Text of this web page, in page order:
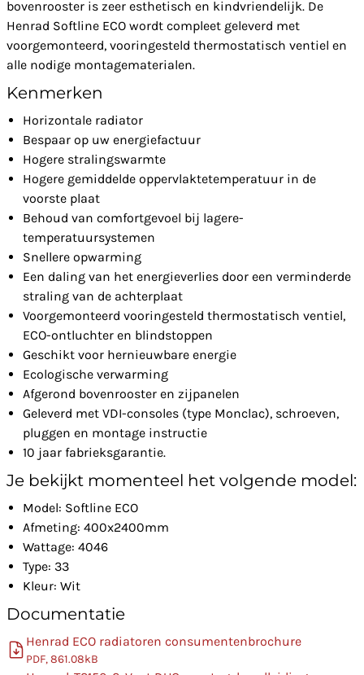
bovenrooster is zeer esthetisch en kindvriendelijk. De
Henrad Softline ECO wordt compleet geleverd met
voorgemonteerd, vooringesteld thermostatisch ventiel en
alle nodige montagematerialen.
Kenmerken
Horizontale radiator
Bespaar op uw energiefactuur
Hogere stralingswarmte
Hogere gemiddelde oppervlaktetemperatuur in de
voorste plaat
Behoud van comfortgevoel bij lagere-
temperatuursystemen
Snellere opwarming
Een daling van het energieverlies door een verminderde
straling van de achterplaat
Voorgemonteerd vooringesteld thermostatisch ventiel,
ECO-ontluchter en blindstoppen
Geschikt voor hernieuwbare energie
Ecologische verwarming
Afgerond bovenrooster en zijpanelen
Geleverd met VDI-consoles (type Monclac), schroeven,
pluggen en montage instructie
10 jaar fabrieksgarantie.
Je bekijkt momenteel het volgende model:
Model: Softline ECO
Afmeting: 400x2400mm
Wattage: 4046
Type: 33
Kleur: Wit
Documentatie
Henrad ECO radiatoren consumentenbrochure
PDF, 861.08kB